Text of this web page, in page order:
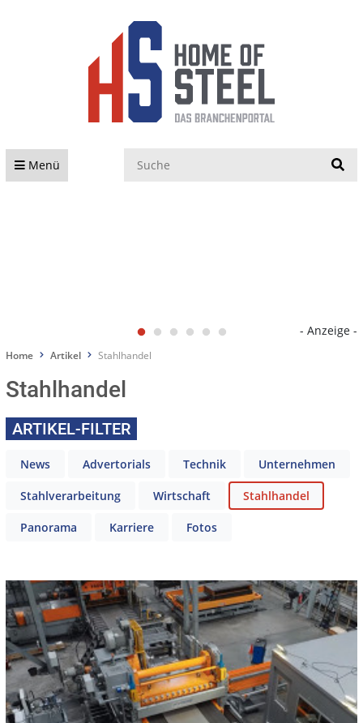
Menü
- Anzeige -
Home Artikel Stahlhandel
Stahlhandel
ARTIKEL-FILTER
News Advertorials Technik Unternehmen
Stahlverarbeitung Wirtschaft Stahlhandel
Panorama Karriere Fotos